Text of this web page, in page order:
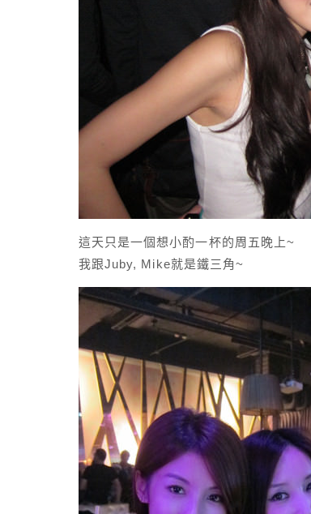
這天只是一個想小酌一杯的周五晚上~
我跟Juby, Mike就是鐵三角~